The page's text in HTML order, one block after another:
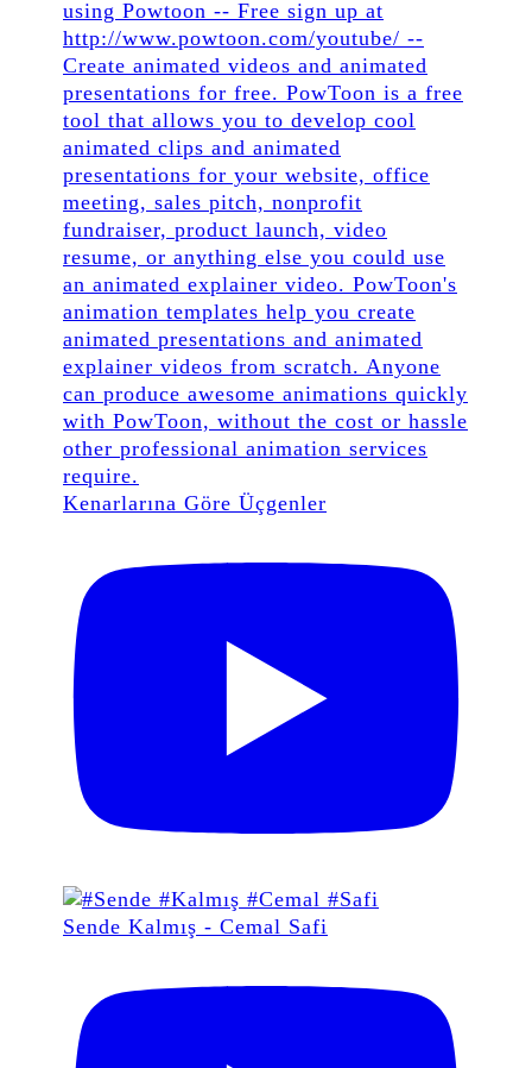
Kenarlarına Göre Üçgenler
Sende Kalmış - Cemal Safi